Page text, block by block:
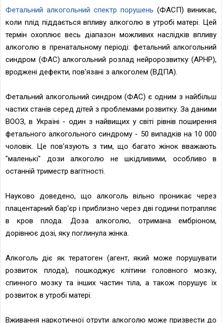
Фетальний алкогольний спектр порушень (ФАСП) виникає,
коли плід піддається впливу алкоголю в утробі матері. Цей
термін охоплює весь діапазон можливих наслідків впливу
алкоголю в пренатальному періоді: фетальний алкогольний
синдром (ФАС) алкогольний розлад нейророзвитку (АРНР),
вроджені дефекти, пов'язані з алкоголем (ВДПА).
Фетальний алкогольний синдром (ФАС) є одним з найбільш
частих станів серед дітей з проблемами розвитку. За даними
ВООЗ, в Україні - один з найвищих у світі рівнів поширення
фетального алкогольного синдрому - 50 випадків на 10 000
чоловік. Це пов'язують з тим, що багато жінок вважають
"маленькі" дози алкоголю не шкідливими, особливо в
останній триместр вагітності.
Науково доведено, що алкоголь вільно проникає через
плацентарний бар'єр і приблизно через дві години потрапляє
в кров плода. Доза алкоголю, отримана ембріоном,
дорівнює дозі, яку поглинула жінка.
Алкоголь діє як тератоген (агент, який може порушувати
розвиток плода), пошкоджує клітини головного мозку,
спинного мозку та інших частин тіла, а також порушує їх
розвиток в утробі матері.
Вживання наркотичної отрути алкоголю може призвести до